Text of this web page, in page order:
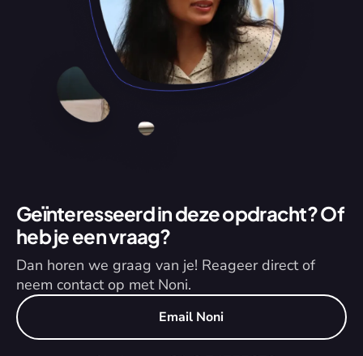
Geïnteresseerd in deze opdracht? Of
heb je een vraag?
Dan horen we graag van je! Reageer direct of
neem contact op met Noni.
Email Noni